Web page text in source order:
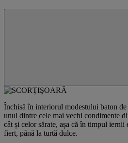
Închisă în interiorul modestului baton de
unul dintre cele mai vechi condimente
cât și celor sărate, așa că în timpul
fiert, până la turtă dulce.